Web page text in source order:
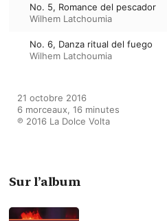
No. 5, Romance del pescador
Wilhem Latchoumia
No. 6, Danza ritual del fuego
Wilhem Latchoumia
21 octobre 2016
6 morceaux, 16 minutes
℗ 2016 La Dolce Volta
Sur l’album